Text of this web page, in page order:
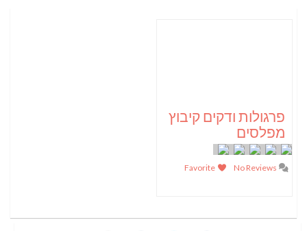
פרגולות ודקים קיבוץ
מפלסים